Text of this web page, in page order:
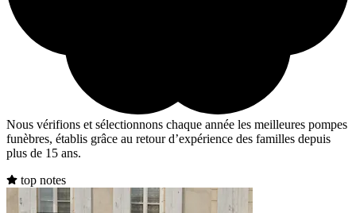
Nous vérifions et sélectionnons chaque année les meilleures pompes
funèbres, établis grâce au retour d’expérience des familles depuis
plus de 15 ans.
top notes